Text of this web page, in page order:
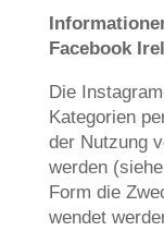
Face­book
Die
Kate­go­rien
der Nut­zung
wer­den
Form die
wen­det